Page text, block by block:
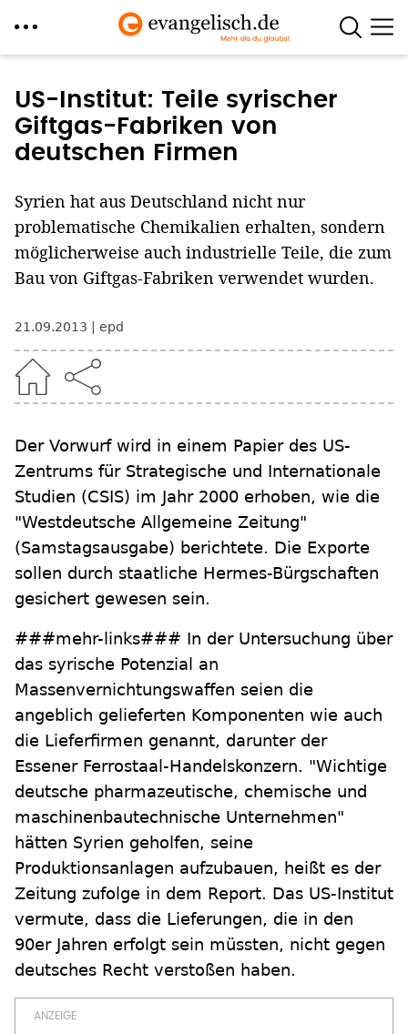
zum
Inhalt
US-Institut: Teile syrischer
Giftgas-Fabriken von
deutschen Firmen
Syrien hat aus Deutschland nicht nur
problematische Chemikalien erhalten, sondern
möglicherweise auch industrielle Teile, die zum
Bau von Giftgas-Fabriken verwendet wurden.
21.09.2013 epd
Der Vorwurf wird in einem Papier des US-
Zentrums für Strategische und Internationale
Studien (CSIS) im Jahr 2000 erhoben, wie die
"Westdeutsche Allgemeine Zeitung"
(Samstagsausgabe) berichtete. Die Exporte
sollen durch staatliche Hermes-Bürgschaften
gesichert gewesen sein.
###mehr-links### In der Untersuchung über
das syrische Potenzial an
Massenvernichtungswaffen seien die
angeblich gelieferten Komponenten wie auch
die Lieferfirmen genannt, darunter der
Essener Ferrostaal-Handelskonzern. "Wichtige
deutsche pharmazeutische, chemische und
maschinenbautechnische Unternehmen"
hätten Syrien geholfen, seine
Produktionsanlagen aufzubauen, heißt es der
Zeitung zufolge in dem Report. Das US-Institut
vermute, dass die Lieferungen, die in den
90er Jahren erfolgt sein müssten, nicht gegen
deutsches Recht verstoßen haben.